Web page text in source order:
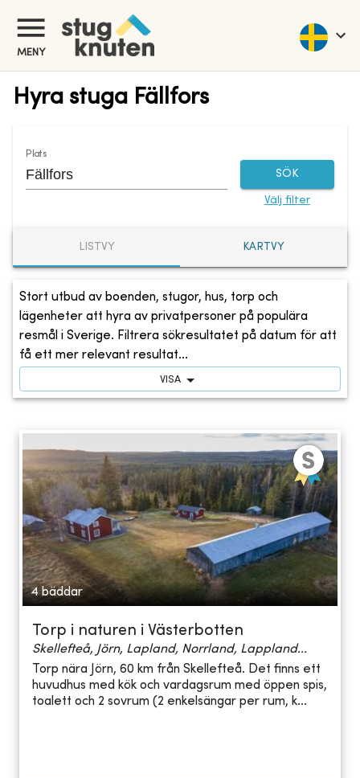
MENY
Hyra stuga Fällfors
Plats
SÖK
Välj filter
LISTVY KARTVY
Stort utbud av boenden, stugor, hus, torp och
lägenheter att hyra av privatpersoner på populära
resmål i Sverige. Filtrera sökresultatet på datum för att
få ett mer relevant resultat...
VISA
4 bäddar
Torp i naturen i Västerbotten
Skellefteå, Jörn, Lapland, Norrland, Lappland...
Torp nära Jörn, 60 km från Skellefteå. Det finns ett
huvudhus med kök och vardagsrum med öppen spis,
toalett och 2 sovrum (2 enkelsängar per rum, k...